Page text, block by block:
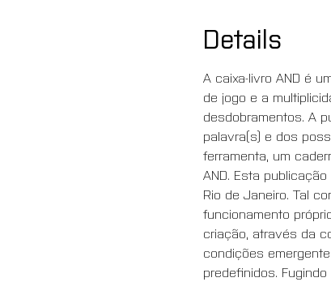
Details
A caixa-livro AND é
de jogo e a
desdobramentos. A
palavra(s) e dos
ferramenta, um
AND. Esta
Rio de Janeiro. Tal
funcionamento
criação, através da
condições
predefinidos.